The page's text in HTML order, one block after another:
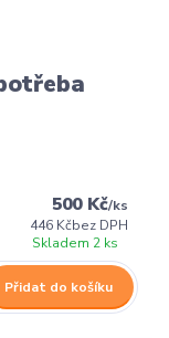
500 Kč/ks
446 Kčbez DPH
Skladem 2 ks
Přidat do košíku